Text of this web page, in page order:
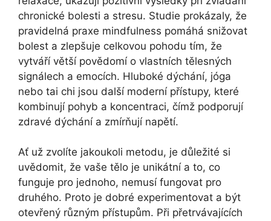
chronické bolesti a stresu. Studie prokázaly, že
pravidelná praxe mindfulness pomáhá snižovat
bolest a zlepšuje celkovou pohodu tím, že
vytváří větší povědomí o vlastních tělesných
signálech a emocích. Hluboké dýchání, jóga
nebo tai chi jsou další moderní přístupy, které
kombinují pohyb a koncentraci, čímž podporují
zdravé dýchání a zmírňují napětí.
Ať už zvolíte jakoukoli metodu, je důležité si
uvědomit, že vaše tělo je unikátní a to, co
funguje pro jednoho, nemusí fungovat pro
druhého. Proto je dobré experimentovat a být
otevřený různým přístupům. Při přetrvávajících